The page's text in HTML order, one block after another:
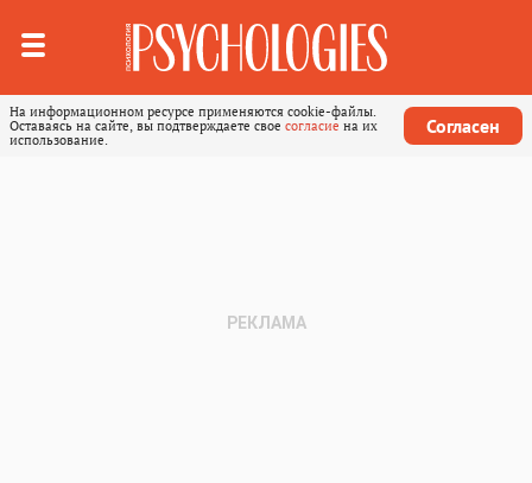
На информационном ресурсе применяются cookie-файлы.
Оставаясь на сайте, вы подтверждаете свое согласие на их
использование.
Согласен